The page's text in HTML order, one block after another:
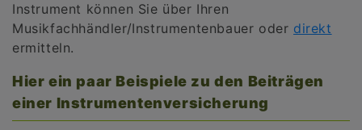
Instrument können Sie über Ihren
Musikfachhändler/Instrumentenbauer oder direkt
ermitteln.
Hier ein paar Beispiele zu den Beiträgen
einer Instrumentenversicherung